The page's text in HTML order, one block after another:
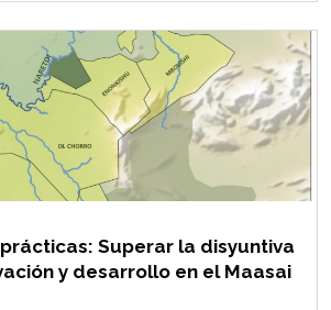
Superar la disyuntiva
y desarrollo en el Maasai